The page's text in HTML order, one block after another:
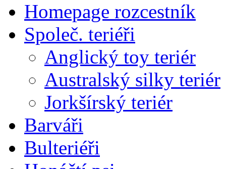
Homepage rozcestník
Společ. teriéři
Anglický toy teriér
Australský silky teriér
Jorkšírský teriér
Barváři
Bulteriéři